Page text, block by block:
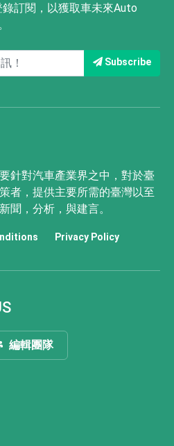
訂閱，以獲取車未來Auto
Subscribe
針對汽車產業界之中，對於臺
者，提供主要所需的臺灣以至
聞，分析，與建言。
Privacy Policy
編輯團隊